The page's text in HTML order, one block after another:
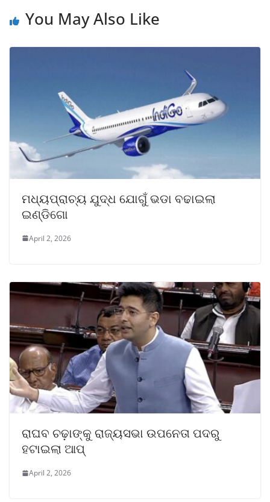
You May Also Like
ମଧ୍ୟପ୍ରାଚ୍ୟ ଯୁଦ୍ଧ ଯୋଗୁଁ ଭଡା ବଢାଇଲା
ଇଣ୍ଡିଗୋ
April 2, 2026
ରାଘବ ଚଢ଼ାଙ୍କୁ ରାଜ୍ୟସଭା ଉପନେତା ପଦରୁ
ହଟାଇଲା ଆପ୍
April 2, 2026